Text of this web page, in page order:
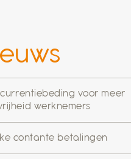
voor meer
werknemers
contante betalingen